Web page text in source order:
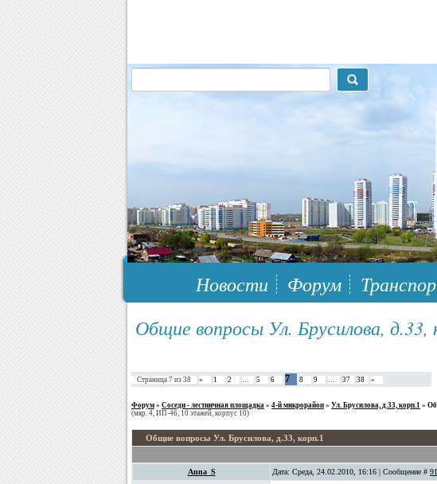
117148, г.Москва, ЮЗАО, муниципальный район Южное
Новости Форум
Общие вопросы Ул. Брусилова,
Страница 7 из 38 « 1 2 … 5 6 7 8 9 … 37 38 »
Форум » Соседи - лестничная площадка » 4-й микрорайон » Ул. Брусилова, д.33, корп.1 »
(мкр. 4, ИП-46, 10 этажей, корпус 10)
Общие вопросы Ул. Брусилова, д.33, корп.1
Anna_S Дата: Среда, 24.02.2010, 16:16 | Сообщение # 91